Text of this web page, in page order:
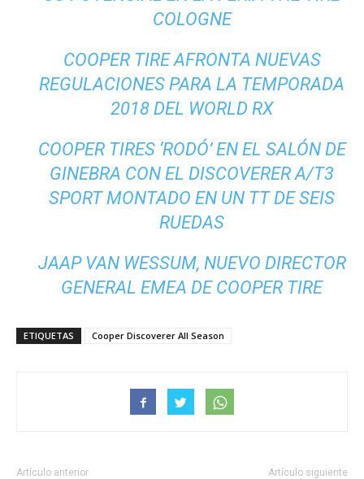
COLOGNE
COOPER TIRE AFRONTA NUEVAS
REGULACIONES PARA LA TEMPORADA
2018 DEL WORLD RX
COOPER TIRES ‘RODÓ’ EN EL SALÓN DE
GINEBRA CON EL DISCOVERER A/T3
SPORT MONTADO EN UN TT DE SEIS
RUEDAS
JAAP VAN WESSUM, NUEVO DIRECTOR
GENERAL EMEA DE COOPER TIRE
ETIQUETAS Cooper Discoverer All Season
Artículo anterior Artículo siguiente